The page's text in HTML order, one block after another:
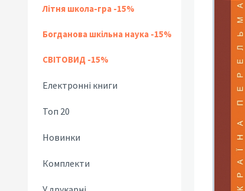
Літня школа-гра -15%
Богданова шкільна наука -15%
СВІТОВИД -15%
Електронні книги
Топ 20
Новинки
Комплекти